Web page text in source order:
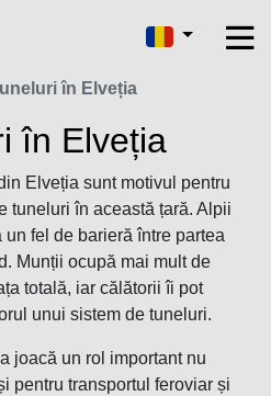
în Elveția
în Elveția
Elveția sunt motivul pentru
tuneluri în această țară. Alpii
fel de barieră între partea
Munții ocupă mai mult de
totală, iar călătorii îi pot
unui sistem de tuneluri.
joacă un rol important nu
pentru transportul feroviar și